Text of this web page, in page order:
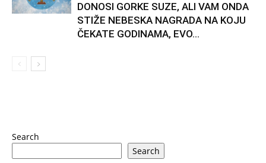
DONOSI GORKE SUZE, ALI VAM ONDA
STIŽE NEBESKA NAGRADA NA KOJU
ČEKATE GODINAMA, EVO...
Search
Search